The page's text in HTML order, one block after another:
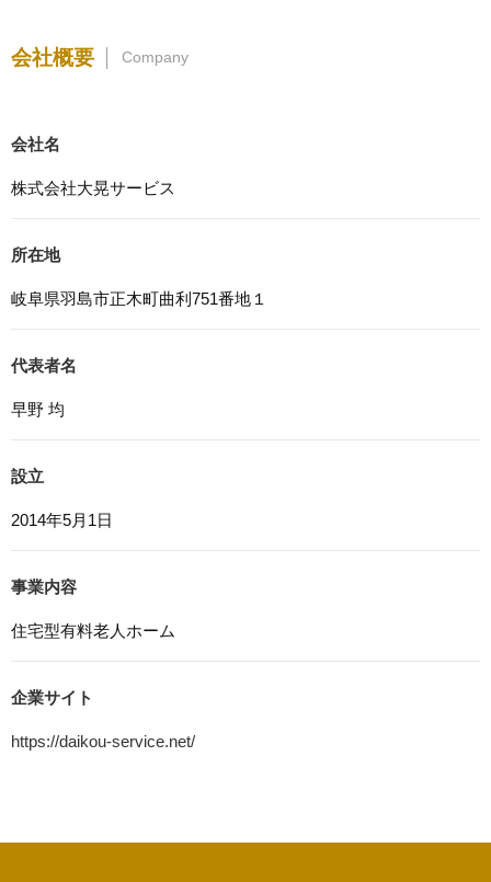
応募者等の個人情報の取得、利用その他一切の取り扱いに
5. 安全管理措置
応募者等の個人情報を正確かつ最新の内容に保つよう努め
るとともに、不正なアクセス、改ざん、漏えい、滅失及び
6. Cookieについて
本ウェブサイトでは、一部のコンテンツにおいてCookieを
電話番号は含まれません。また、お使いのブラウザ設定か
ためにCookieを使用しています。このトラフィックデータ
せん。この機能はCookieを無効にすることで収集を拒否す
8. プライバシーポリシーの変更
シーポリシーで別段の定めのある事項を除いて，応募者等
9. お問い合わせ窓口
会社概要 Company
会社名
株式会社大晃サービス
所在地
岐阜県羽島市正木町曲利751番地１
代表者名
早野 均
設立
2014年5月1日
事業内容
住宅型有料老人ホーム
企業サイト
https://daikou-service.net/